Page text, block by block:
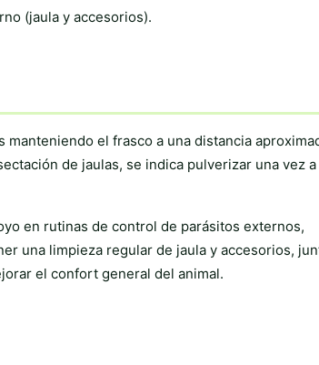
(jaula y accesorios).
el frasco a una distancia
de jaulas, se indica pulverizar una vez a
en rutinas de control de parásitos externos,
una limpieza regular de jaula y accesorios,
el confort general del animal.